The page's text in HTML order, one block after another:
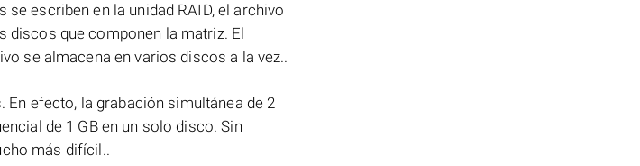
escriben en la unidad RAID, el archivo
discos que componen la matriz. El
se almacena en varios discos a la vez..
efecto, la grabación simultánea de 2
de 1 GB en un solo disco. Sin
más difícil..